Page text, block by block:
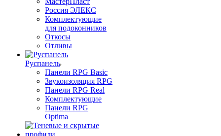
Россия ЭЛЕКС
Комплектующие
для подоконников
Откосы
Отливы
Руспанель
Панели RPG Basic
Звукоизоляция RPG
Панели RPG Real
Комплектующие
Панели RPG
Optima